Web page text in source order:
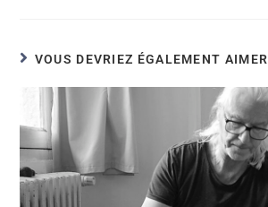
VOUS DEVRIEZ ÉGALEMENT AIMER